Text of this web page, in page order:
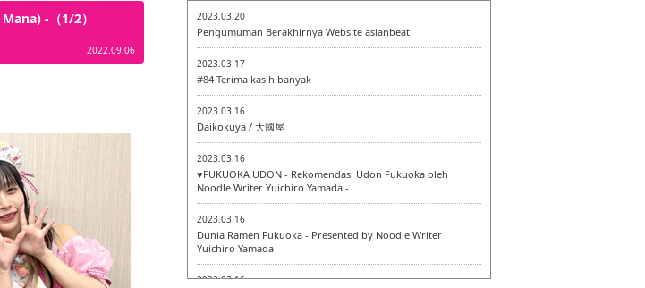
-（1/2）
2022.09.06
2023.03.20
Pengumuman Berakhirnya Website asianbeat
2023.03.17
#84 Terima kasih banyak
2023.03.16
Daikokuya / 大國屋
2023.03.16
♥FUKUOKA UDON - Rekomendasi Udon Fukuoka oleh
Noodle Writer Yuichiro Yamada -
2023.03.16
Dunia Ramen Fukuoka - Presented by Noodle Writer
Yuichiro Yamada
2023.03.16